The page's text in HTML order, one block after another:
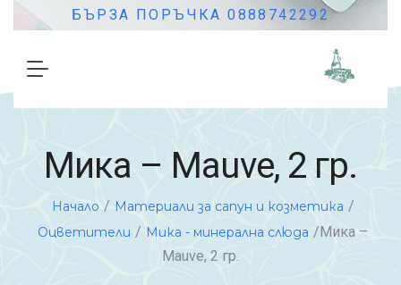
БЪРЗА ПОРЪЧКА 0888742292
Мика – Mauve, 2 гр.
Начало / Материали за сапун и козметика /
Оцветители / Мика - минерална слюда /Мика –
Mauve, 2 гр.